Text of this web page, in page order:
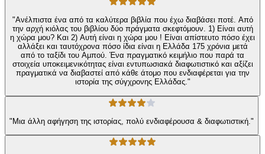
"Ανέλπιστα ένα από τα καλύτερα βιβλία που έχω διαβάσει ποτέ. Από
την αρχή κιόλας του βιβλίου δύο πράγματα σκεφτόμουν. 1) Είναι αυτή
η χώρα μου? Και 2) Αυτή είναι η χώρα μου ! Είναι απίστευτο πόσο έχει
αλλάξει και ταυτόχρονα πόσο ίδια είναι η Ελλάδα 175 χρόνια μετά
από το ταξίδι του Αμπού. Ένα πραγματικό κειμήλιο που παρά τα
στοιχεία υποκειμενικότητας είναι εντυπωσιακά διαφωτιστικό και αξίζει
πραγματικά να διαβαστεί από κάθε άτομο που ενδιαφέρεται για την
ιστορία της σύγχρονης Ελλάδας."
"Μια άλλη αφήγηση της ιστορίας, πολύ ενδιαφέρουσα & διαφωτιστική."